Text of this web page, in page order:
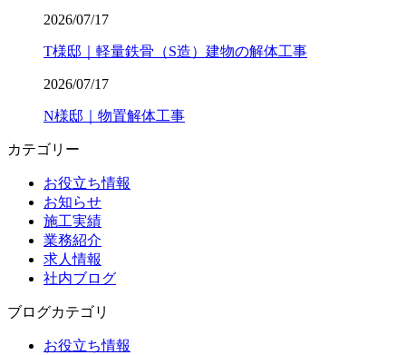
2026/07/17
T様邸｜軽量鉄骨（S造）建物の解体工事
2026/07/17
N様邸｜物置解体工事
カテゴリー
お役立ち情報
お知らせ
施工実績
業務紹介
求人情報
社内ブログ
ブログカテゴリ
お役立ち情報